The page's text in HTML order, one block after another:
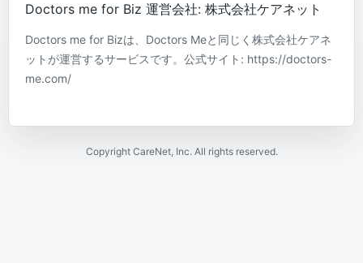
Doctors me for Biz 運営会社: 株式会社ケアネット
Doctors me for Bizは、Doctors Meと同じく株式会社ケアネ
ットが運営するサービスです。公式サイト: https://doctors-
me.com/
Copyright CareNet, Inc. All rights reserved.